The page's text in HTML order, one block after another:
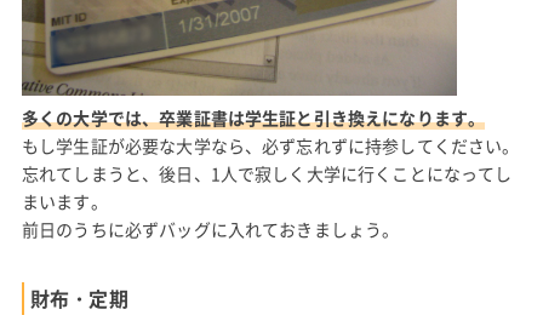
多くの大学では、卒業証書は学生証と引き換えになります。
もし学生証が必要な大学なら、必ず忘れずに持参してください。
忘れてしまうと、後日、1人で寂しく大学に行くことになってし
まいます。
前日のうちに必ずバッグに入れておきましょう。
財布・定期